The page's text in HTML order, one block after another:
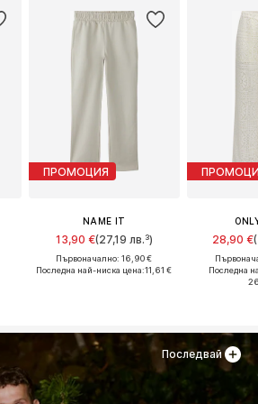
ПРОМОЦИЯ
NAME IT
13,90 €(27,19 лв.³)
Първоначално: 16,90 €
Последна най-ниска цена:11,61 €
28,90 €
Последна
Последвай